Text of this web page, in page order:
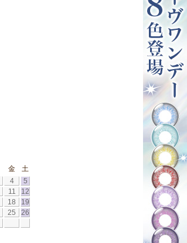
金
土
4
5
11
12
18
19
25
26